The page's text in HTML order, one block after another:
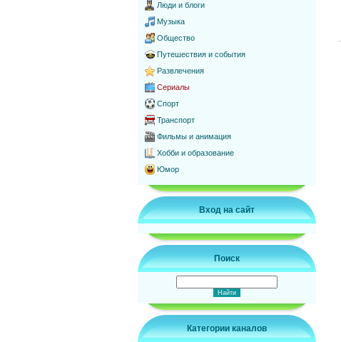
Люди и блоги
Музыка
Общество
Путешествия и события
Развлечения
Сериалы
Спорт
Транспорт
Фильмы и анимация
Хобби и образование
Юмор
Вход на сайт
Поиск
Категории каналов